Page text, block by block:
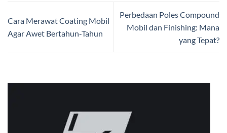
Cara Merawat Coating Mobil
Agar Awet Bertahun-Tahun
Perbedaan Poles Compound
Mobil dan Finishing: Mana
yang Tepat?